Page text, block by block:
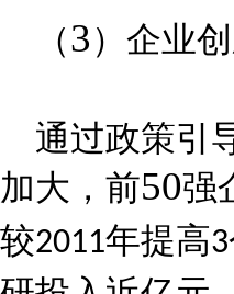
（3）企业
通过政策引
加大，前50强
较2011年提高3